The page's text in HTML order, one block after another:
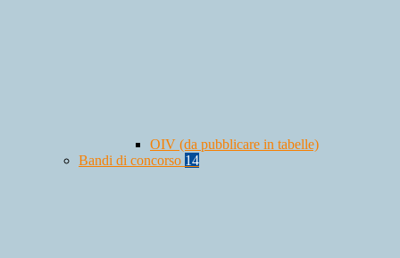
OIV (da pubblicare in tabelle)
Bandi di concorso 14